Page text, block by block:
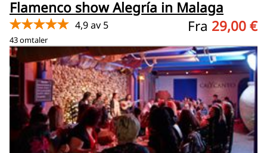
Flamenco show Alegría in Malaga
★★★★★ 4,9 av 5
43 omtaler
Fra 29,00 €